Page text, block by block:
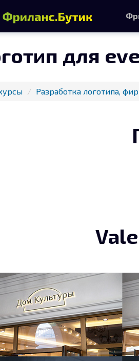
для
Разработка логотипа,